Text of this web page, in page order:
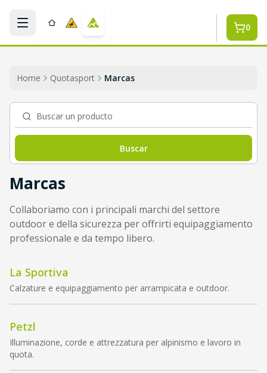
0
Home Quotasport Marcas
Buscar un producto
Buscar
Marcas
Collaboriamo con i principali marchi del settore
outdoor e della sicurezza per offrirti equipaggiamento
professionale e da tempo libero.
La Sportiva
Calzature e equipaggiamento per arrampicata e outdoor.
Petzl
Illuminazione, corde e attrezzatura per alpinismo e lavoro in
quota.